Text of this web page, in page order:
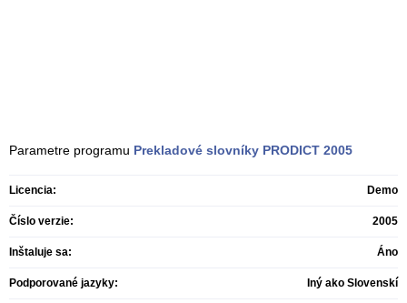
Parametre programu Prekladové slovníky PRODICT 2005
Licencia: Demo
Číslo verzie: 2005
Inštaluje sa: Áno
Podporované jazyky: Iný ako Slovenskí